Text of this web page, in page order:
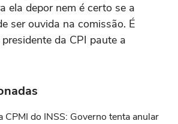
ela depor nem é certo se a
ser ouvida na comissão. É
da CPI paute a
CPMI do INSS: Governo tenta anular